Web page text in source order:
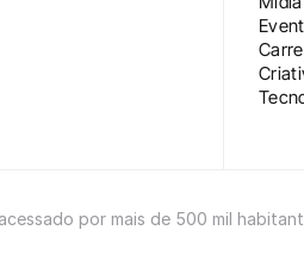
por mais de 500 mil